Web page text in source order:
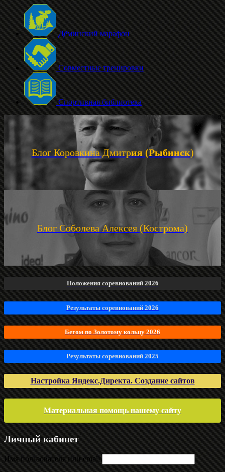
Дёминский марафон
Совместные тренировки
Спортивная библиотека
Блог Коровкина Дмитрия (Рыбинск)
Блог Соболева Алексея (Кострома)
Положения соревнований 2026
Результаты соревнований 2026
Бегом по Золотому кольцу 2026
Результаты соревнований 2025
Настройка Яндекс.Директа. Создание сайтов
Материальная помощь нашему сайту
Личный кабинет
Имя пользователя или email